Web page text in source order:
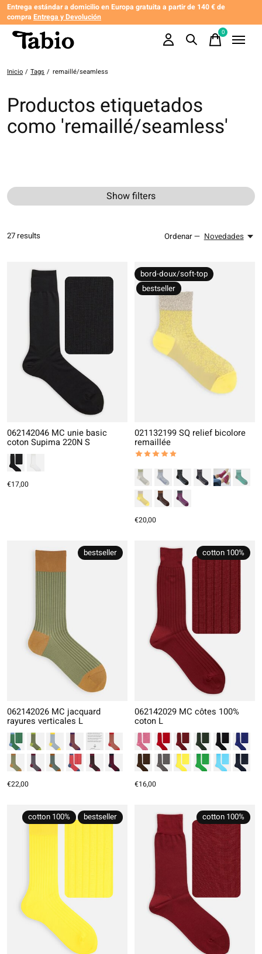
Entrega estándar a domicilio en Europa gratuita a partir de 140 € de
compra Entrega y Devolución
0items
Inicio / Tags / remaillé/seamless
Productos etiquetados
como 'remaillé/seamless'
Show filters
27 results Ordenar — Novedades
062142046 MC unie basic
coton Supima 220N S
€17,00
bord-doux/soft-top
bestseller
021132199 SQ relief bicolore
remaillée
The rating of this product is
€20,00
bestseller
062142026 MC jacquard
rayures verticales L
€22,00
cotton 100%
062142029 MC côtes 100%
coton L
€16,00
cotton 100% bestseller cotton 100%